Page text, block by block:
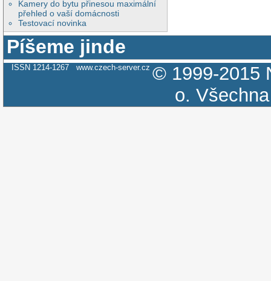
Kamery do bytu přinesou maximální
přehled o vaší domácnosti
Testovací novinka
Píšeme jinde
ISSN 1214-1267 www.czech-server.cz © 1999-2015
o.